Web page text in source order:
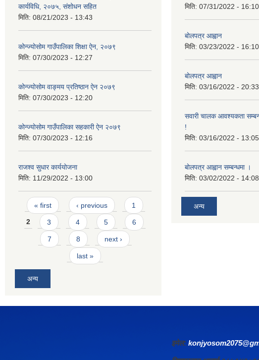
कार्यविधि, २०७५, संशोधन सहित
मिति: 08/21/2023 - 13:43
कोन्ज्योसोम गाउँपालिका शिक्षा ऐन, २०७९
मिति: 07/30/2023 - 12:27
कोन्ज्योसोम वाङ्मय प्रतिष्ठान ऐन २०७९
मिति: 07/30/2023 - 12:20
कोन्ज्योसोम गाउँपालिका सहकारी ऐन २०७९
मिति: 07/30/2023 - 12:16
राजश्व सुधार कार्ययोजना
मिति: 11/29/2022 - 13:00
Pages
« first ‹ previous 1
2 3 4 5 6
7 8 next ›
last »
अन्य
मिति: 07/31/2022 - 16:10
बोलपत्र आह्वान
मिति: 03/23/2022 - 16:10
बोलपत्र आह्वान
मिति: 03/16/2022 - 20:33
सवारी चालक आवश्यकता
!
मिति: 03/16/2022 - 13:05
बोलपत्र आह्वान सम्बन्धमा ।
मिति: 03/02/2022 - 14:08
अन्य
इमेल: